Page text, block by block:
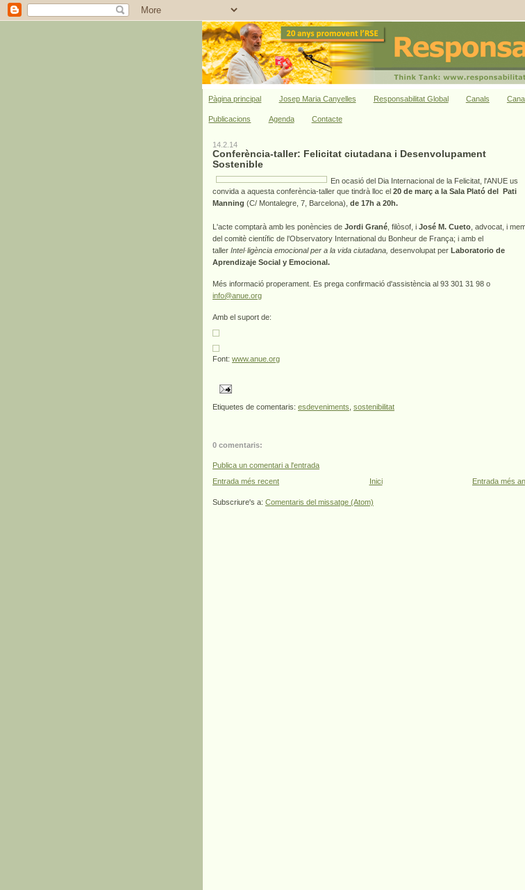
Pàgina principal Josep Maria Canyelles Responsabilitat Global Canals
Publicacions Agenda Contacte
14.2.14
Conferència-taller: Felicitat ciutadana i Desenvolupament
Sostenible
En ocasió del Dia Internacional de la Felicitat, l'ANUE us
convida a aquesta conferència-taller que tindrà lloc el 20 de març a la Sala Plató del Pati
Manning (C/ Montalegre, 7, Barcelona), de 17h a 20h.
L'acte comptarà amb les ponències de Jordi Grané , filòsof, i José M. Cueto , advocat, i
del comitè científic de l’Observatory International du Bonheur de França; i amb el
taller Intel·ligència emocional per a la vida ciutadana, desenvolupat per Laboratorio de
Aprendizaje Social y Emocional.
Més informació properament. Es prega confirmació d'assistència al 93 301 31 98 o
info@anue.org
Amb el suport de:
Font: www.anue.org
Etiquetes de comentaris: esdeveniments sostenibilitat
0 comentaris:
Publica un comentari a l'entrada
Entrada més recent
Entrada més
Inici
Subscriure's a: Comentaris del missatge (Atom)